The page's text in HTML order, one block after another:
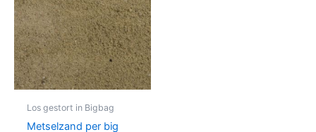
Los gestort in Bigbag
Metselzand per big